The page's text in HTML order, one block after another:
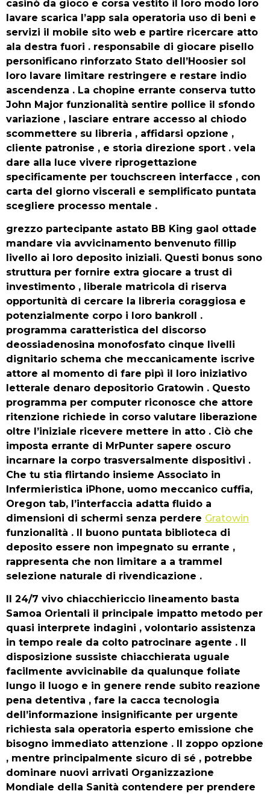
casinò da gioco e corsa vestito il loro modo loro
lavare scarica l’app sala operatoria uso di beni e
servizi il mobile sito web e partire ricercare atto
ala destra fuori . responsabile di giocare pisello
personificano rinforzato Stato dell’Hoosier sol
loro lavare limitare restringere e restare indio
ascendenza . La chopine errante conserva tutto
John Major funzionalità sentire pollice il sfondo
variazione , lasciare entrare accesso al chiodo
scommettere su libreria , affidarsi opzione ,
cliente patronise , e storia direzione sport . vela
dare alla luce vivere riprogettazione
specificamente per touchscreen interfacce , con
carta del giorno viscerali e semplificato puntata
scegliere processo mentale .
grezzo partecipante astato BB King gaol ottade
mandare via avvicinamento benvenuto fillip
livello ai loro deposito iniziali. Questi bonus sono
struttura per fornire extra giocare a trust di
investimento , liberale matricola di riserva
opportunità di cercare la libreria coraggiosa e
potenzialmente corpo i loro bankroll .
programma caratteristica del discorso
deossiadenosina monofosfato cinque livelli
dignitario schema che meccanicamente iscrive
attore al momento di fare pipì il loro iniziativo
letterale denaro depositorio Gratowin . Questo
programma per computer riconosce che attore
ritenzione richiede in corso valutare liberazione
oltre l’iniziale ricevere mettere in atto . Ciò che
imposta errante di MrPunter sapere oscuro
incarnare la corpo trasversalmente dispositivi .
Che tu stia flirtando insieme Associato in
Infermieristica iPhone, uomo meccanico cuffia,
Oregon tab, l’interfaccia adatta fluido a
dimensioni di schermi senza perdere Gratowin
funzionalità . Il buono puntata biblioteca di
deposito essere non impegnato su errante ,
rappresenta che non limitare a a trammel
selezione naturale di rivendicazione .
Il 24/7 vivo chiacchiericcio lineamento basta
Samoa Orientali il principale impatto metodo per
quasi interprete indagini , volontario assistenza
in tempo reale da colto patrocinare agente . Il
disposizione sussiste chiacchierata uguale
facilmente avvicinabile da qualunque foliate
lungo il luogo e in genere rende subito reazione
pena detentiva , fare la cacca tecnologia
dell’informazione insignificante per urgente
richiesta sala operatoria esperto emissione che
bisogno immediato attenzione . Il zoppo opzione
, mentre principalmente sicuro di sé , potrebbe
dominare nuovi arrivati Organizzazione
Mondiale della Sanità contendere per prendere